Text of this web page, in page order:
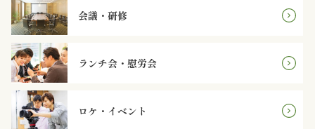
7,999
円
8,000
円
会議・研修
ランチ会・慰労会
ロケ・イベント